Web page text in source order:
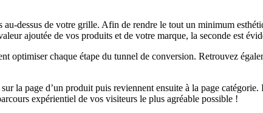
dessus de votre grille. Afin de rendre le tout un minimum
ajoutée de vos produits et de votre marque, la seconde est
optimiser chaque étape du tunnel de conversion. Retrouvez
la page d’un produit puis reviennent ensuite à la page
expérientiel de vos visiteurs le plus agréable possible !